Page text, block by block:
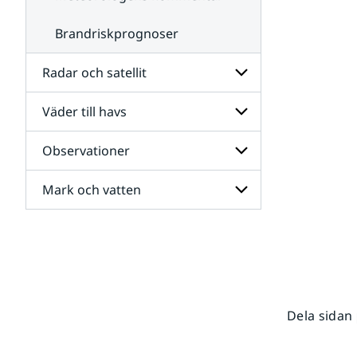
Brandriskprognoser
Radar och satellit
Undersidor
för
Radar
och
satellit
Väder till havs
Undersidor
för
Väder
till
havs
Observationer
Undersidor
för
Mark och vatten
Dela sidan